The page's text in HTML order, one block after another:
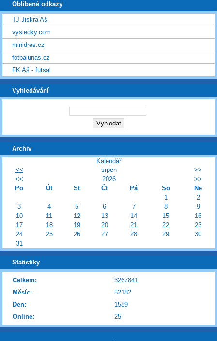
Oblíbené odkazy
TJ Jiskra Aš
vysledky.com
minidres.cz
fotbalunas.cz
FK Aš - futsal
Vyhledávání
Archiv
Kalendář
<<
srpen
>>
<<
2026
>>
Po
Út St Čt Pá So
Ne
1
2
3
4 5 6 7 8
9
10
11 12 13 14 15
16
17
18 19 20 21 22
23
24
25 26 27 28 29
30
31
Statistiky
Online: 25
Celkem:
3267841
Měsíc:
52182
Den:
1589